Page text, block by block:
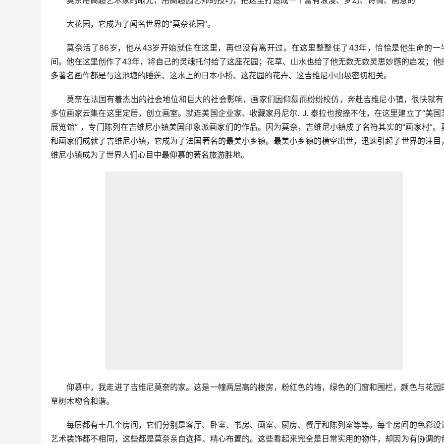
大花园，它成为了闻名世界的“莫奈花园”。
莫奈活了86岁，他从43岁开始就住在这里，再也没有离开过。在这里整整住了43年，恰恰是他生命的一
间。他在这里创作了43年，将自己的灵魂托付给了这座花园；花草、山水也给了他无数无数灵思妙感的启发；他
多著名画作都是与这池塘的睡莲、这水上的日本小桥、这花园的花卉、这吉维尼小山坡密切相关。
莫奈在法国有着杰出的社会地位和巨大的社会影响，画家们因仰慕而纷纷校仿，奔赴吉维尼小镇，很快就
多位画家云集在这里定居，创立画室。就连美国企业家、收藏家丹尼尔. J. 泰拉也按捺不住，在这里建立了“美国
展览馆” ，专门陈列在吉维尼小镇美国印象派画家们的作品。因为莫奈，吉维尼小镇成了名符其实的“画家村”。
和画家们成就了吉维尼小镇，它成为了法国著名的最美小乡镇。最美小乡镇的横空出世，迅速引起了世界的注目
维尼小镇成为了世界人们心目中最仰慕的著名旅游胜地。
仰慕中，我走进了吉维尼莫奈的家。这是一幢两层高的楼房，粉红色的墙，绿色的门窗和围栏，颜色与花园
草树木吻合和谐。
每层都有十几个房间，它们分别是客厅、卧室、书房、画室、厨房、餐厅和陈列室等等。每个房间的色彩设
艺术装饰都不相同，这些都是莫奈亲自选择、精心布置的。这些看起来完全是日常实用的物件，却因为有协调的